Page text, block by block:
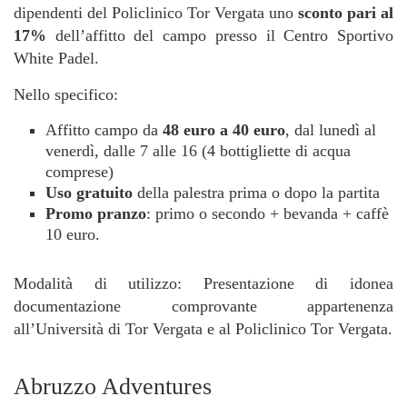
dipendenti del Policlinico Tor Vergata uno sconto pari al
17% dell’affitto del campo presso il Centro Sportivo
White Padel.
Nello specifico:
Affitto campo da 48 euro a 40 euro, dal lunedì al
venerdì, dalle 7 alle 16 (4 bottigliette di acqua
comprese)
Uso gratuito della palestra prima o dopo la partita
Promo pranzo: primo o secondo + bevanda + caffè
10 euro.
Modalità di utilizzo: Presentazione di idonea
documentazione comprovante appartenenza
all’Università di Tor Vergata e al Policlinico Tor Vergata.
Abruzzo Adventures